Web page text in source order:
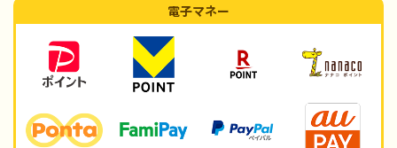
電子マネー